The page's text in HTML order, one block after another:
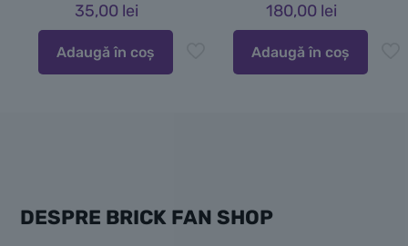
35,00 lei
Adaugă în coș
180,00 lei
Adaugă în coș
DESPRE BRICK FAN SHOP